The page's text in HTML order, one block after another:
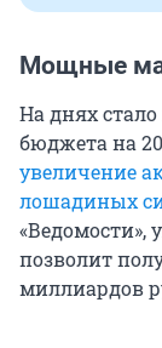
Мощные
На днях стало
бюджета на
увеличение
лошадиных
«Ведомости»,
позволит
миллиардов